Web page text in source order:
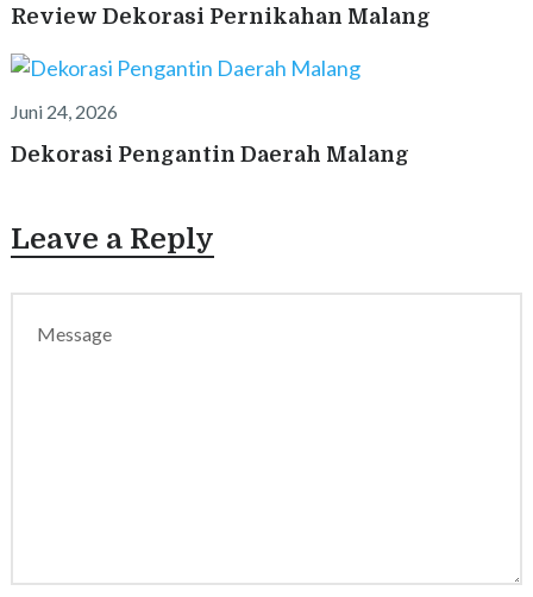
Review Dekorasi Pernikahan Malang
Juni 24, 2026
Dekorasi Pengantin Daerah Malang
Leave a Reply